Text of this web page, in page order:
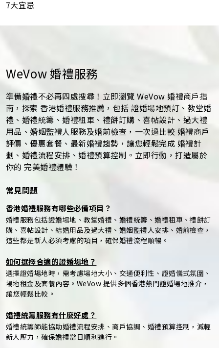
7大宜忌
WeVow 婚禮服務
準備婚禮不必再四處搜尋！立即瀏覽 WeVow 婚禮商戶指
南，探索 香港婚禮服務推薦，包括 證婚場地預訂、教堂婚
禮、婚禮統籌、婚禮租車、禮餅訂購、喜帖設計、過大禮
用品、婚姻監禮人服務及婚前檢查，一次過比較 婚禮商戶
評價、優惠套餐、最新婚禮趨勢，讓您輕鬆完成 婚禮計
劃、婚禮流程安排、婚禮預算控制。立即行動，打造屬於
你的 完美婚禮體驗！
常見問題
香港婚禮服務有哪些必備項目？
婚禮服務包括證婚場地、教堂婚禮、婚禮統籌、婚禮租車、禮餅訂
購、喜帖設計、結婚用品及過大禮、婚姻監禮人安排、婚前檢查，
這些都是新人必須考慮的項目，確保婚禮流程順暢。
如何選擇合適的證婚場地？
選擇證婚場地時，需考慮場地大小、交通便利性、證婚儀式氛圍、
場地租金及套餐內容。WeVow 提供多個香港熱門證婚場地推介，
讓您輕鬆比較。
婚禮統籌服務有什麼好處？
婚禮統籌師能協助婚禮流程安排、商戶協調、婚禮預算控制，減輕
新人壓力，確保婚禮當日順利進行。